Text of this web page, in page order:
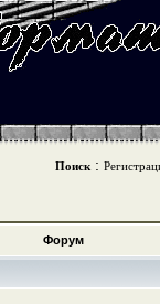
Поиск :
Форум